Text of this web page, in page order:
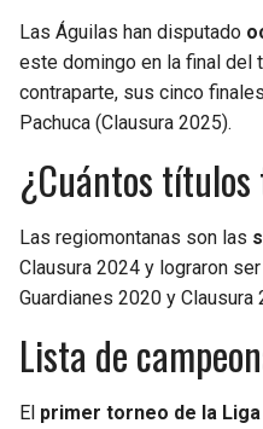
Las Águilas han disputado
este domingo en la final del
contraparte, sus cinco
Pachuca (Clausura 2025).
¿Cuántos títulos
Las regiomontanas son las
Clausura 2024 y lograron
Guardianes 2020 y Clausura
Lista de
El primer torneo de la